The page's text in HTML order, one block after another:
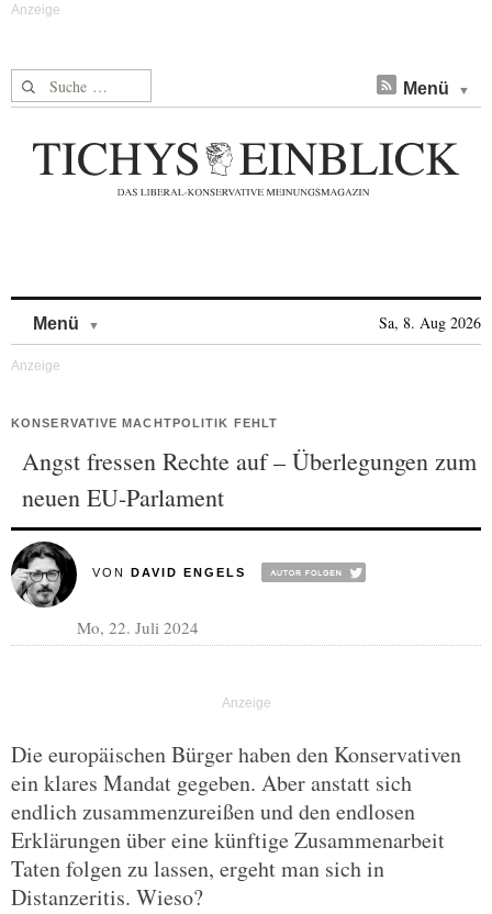
Suche nach: Menü
Menü Sa, 8. Aug 2026
KONSERVATIVE MACHTPOLITIK FEHLT
Angst fressen Rechte auf – Überlegungen zum
neuen EU-Parlament
VON DAVID ENGELS
Mo, 22. Juli 2024
Die europäischen Bürger haben den Konservativen
ein klares Mandat gegeben. Aber anstatt sich
endlich zusammenzureißen und den endlosen
Erklärungen über eine künftige Zusammenarbeit
Taten folgen zu lassen, ergeht man sich in
Distanzeritis. Wieso?